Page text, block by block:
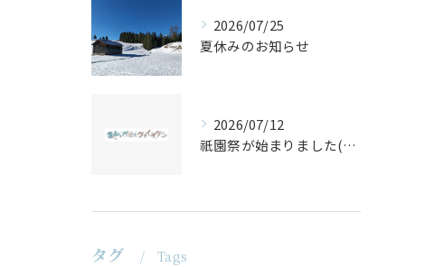
2026/07/25
夏休みのお知らせ
2026/07/12
祇園祭が始まりました(^^♪
タグ Tags